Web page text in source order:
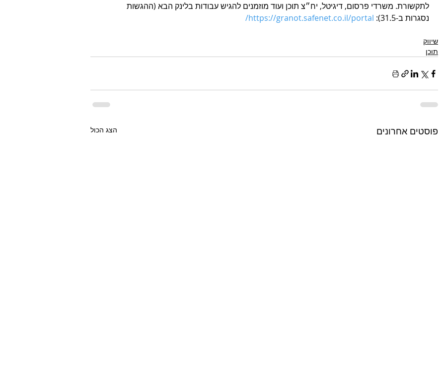
לתקשורת. משרדי פרסום, דיגיטל, יח״צ תוכן ועוד מוזמנים להגיש עבודות בלינק הבא (ההגשות
נסגרות ב-31.5):
https://granot.safenet.co.il/portal/
שיווק
תוכן
פוסטים אחרונים הצג הכול